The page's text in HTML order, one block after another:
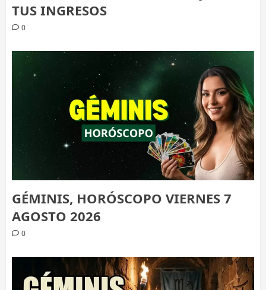
TUS INGRESOS
0
GÉMINIS, HORÓSCOPO VIERNES 7
AGOSTO 2026
0